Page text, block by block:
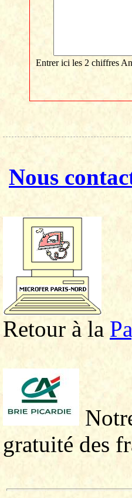
Entrer ici les 2 chiffres
Nous
Retour à la P
gratuité des